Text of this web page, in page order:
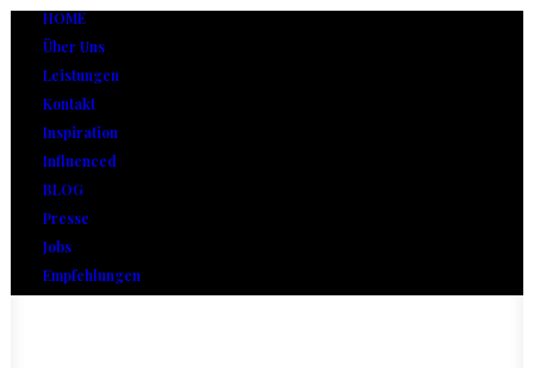
HOME
Über Uns
Leistungen
Kontakt
Inspiration
Influenced
BLOG
Presse
Jobs
Empfehlungen